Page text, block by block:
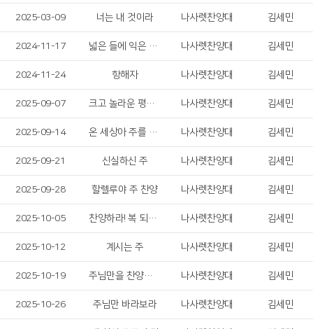
2025-03-09 너는 내 것이라 나사렛찬양대 김세민
2024-11-17 넓은 들에 익은 곡식 나사렛찬양대 김세민
2024-11-24 항해자 나사렛찬양대 김세민
2025-09-07 크고 놀라운 평화가 나사렛찬양대 김세민
2025-09-14 온 세상아 주를 찬양하라 나사렛찬양대 김세민
2025-09-21 신실하신 주 나사렛찬양대 김세민
2025-09-28 할렐루야 주 찬양 나사렛찬양대 김세민
2025-10-05 찬양하라! 복 되신 구세주 예수! 나사렛찬양대 김세민
2025-10-12 계시는 주 나사렛찬양대 김세민
2025-10-19 주님만을 찬양합니다 나사렛찬양대 김세민
2025-10-26 주님만 바라보라 나사렛찬양대 김세민